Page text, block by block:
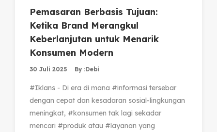
Pemasaran Berbasis Tujuan:
Ketika Brand Merangkul
Keberlanjutan untuk Menarik
Konsumen Modern
30 Juli 2025 By :Debi
#Iklans - Di era di mana #informasi tersebar
dengan cepat dan kesadaran sosial-lingkungan
meningkat, #konsumen tak lagi sekadar
mencari #produk atau #layanan yang